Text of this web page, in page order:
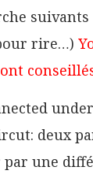
suivants
rire…)
deux
une